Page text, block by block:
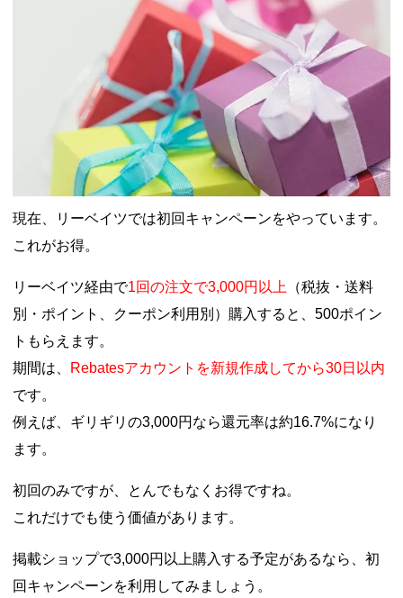
現在、リーベイツでは初回キャンペーンをやっています。
これがお得。
リーベイツ経由で1回の注文で3,000円以上
（税抜・送料
別・ポイント、クーポン利用別）購入すると、500ポイン
トもらえます。
期間は、
Rebatesアカウントを新規作成してから30日以内
です。
例えば、ギリギリの3,000円なら還元率は約16.7%になり
ます。
初回のみですが、とんでもなくお得ですね。
これだけでも使う価値があります。
掲載ショップで3,000円以上購入する予定があるなら、初
回キャンペーンを利用してみましょう。